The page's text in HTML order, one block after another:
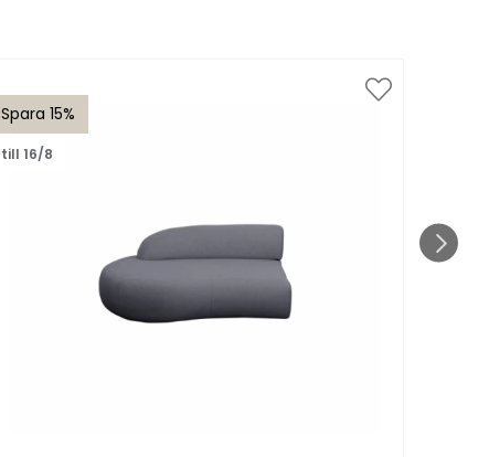
Spara 15%
till 16/8